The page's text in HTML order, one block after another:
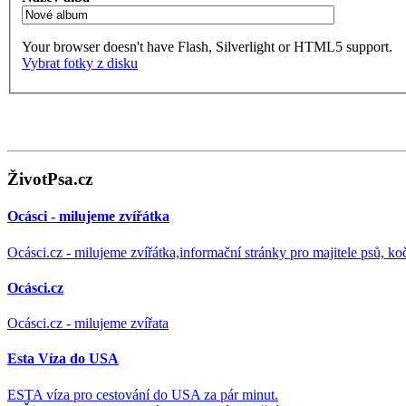
Your browser doesn't have Flash, Silverlight or HTML5 support.
Vybrat fotky z disku
ŽivotPsa.cz
Ocásci - milujeme zvířátka
Ocásci.cz - milujeme zvířátka,informační stránky pro majitele psů,
Ocásci.cz
Ocásci.cz - milujeme zvířata
Esta Víza do USA
ESTA víza pro cestování do USA za pár minut.